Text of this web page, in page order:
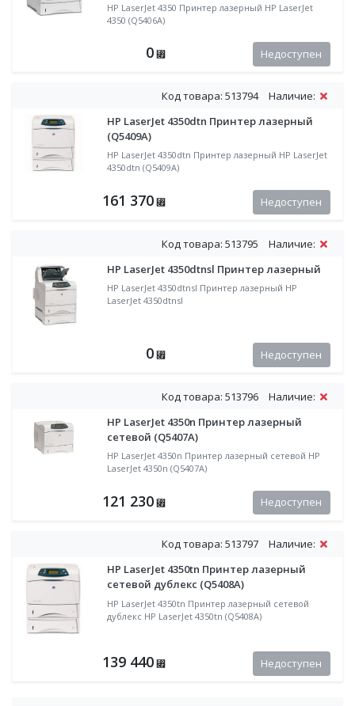
HP LaserJet 4350 Принтер лазерный HP LaserJet
4350 (Q5406A)
0 ⃏ Недоступен
Код товара: 513794
Наличие:
HP LaserJet 4350dtn Принтер лазерный
(Q5409A)
HP LaserJet 4350dtn Принтер лазерный HP LaserJet
4350dtn (Q5409A)
161 370 ⃏ Недоступен
Код товара: 513795
Наличие:
HP LaserJet 4350dtnsl Принтер лазерный
HP LaserJet 4350dtnsl Принтер лазерный HP
LaserJet 4350dtnsl
0 ⃏ Недоступен
Код товара: 513796
Наличие:
HP LaserJet 4350n Принтер лазерный
сетевой (Q5407A)
HP LaserJet 4350n Принтер лазерный сетевой HP
LaserJet 4350n (Q5407A)
121 230 ⃏ Недоступен
Код товара: 513797
Наличие:
HP LaserJet 4350tn Принтер лазерный
сетевой дублекс (Q5408A)
HP LaserJet 4350tn Принтер лазерный сетевой
дублекс HP LaserJet 4350tn (Q5408A)
139 440 ⃏ Недоступен